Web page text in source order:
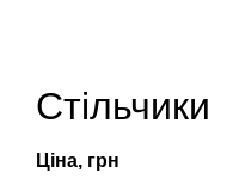
Стільчики
Ціна, грн